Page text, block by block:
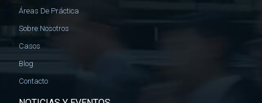
Áreas De Práctica
Sobre Nosotros
Casos
Blog
Contacto